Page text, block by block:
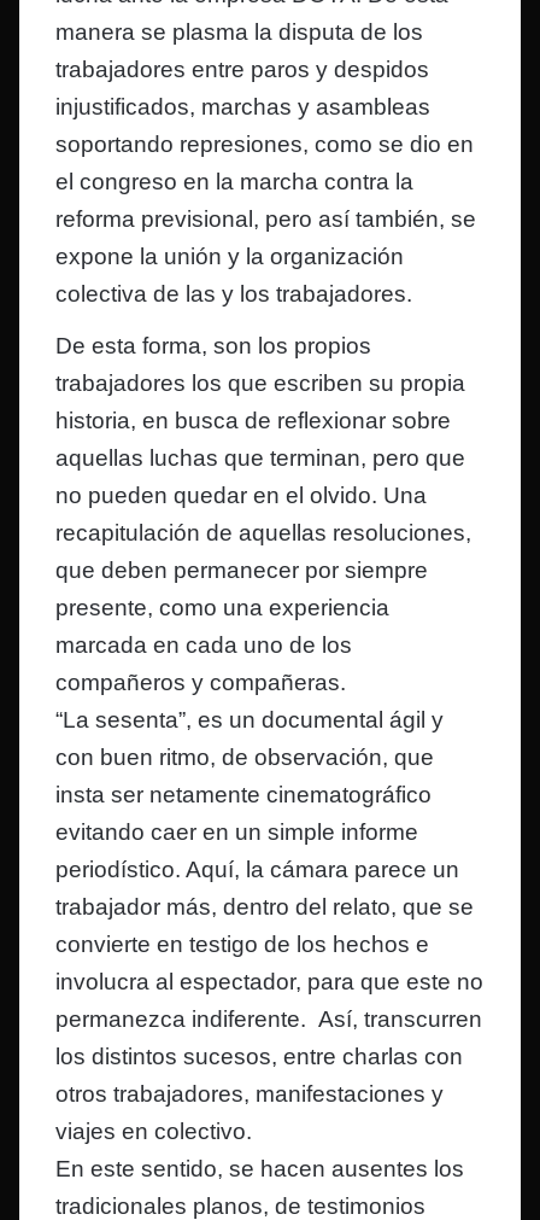
manera se plasma la disputa de los
trabajadores entre paros y despidos
injustificados, marchas y asambleas
soportando represiones, como se dio en
el congreso en la marcha contra la
reforma previsional, pero así también, se
expone la unión y la organización
colectiva de las y los trabajadores.
De esta forma, son los propios
trabajadores los que escriben su propia
historia, en busca de reflexionar sobre
aquellas luchas que terminan, pero que
no pueden quedar en el olvido. Una
recapitulación de aquellas resoluciones,
que deben permanecer por siempre
presente, como una experiencia
marcada en cada uno de los
compañeros y compañeras.
“La sesenta”, es un documental ágil y
con buen ritmo, de observación, que
insta ser netamente cinematográfico
evitando caer en un simple informe
periodístico. Aquí, la cámara parece un
trabajador más, dentro del relato, que se
convierte en testigo de los hechos e
involucra al espectador, para que este no
permanezca indiferente. Así, transcurren
los distintos sucesos, entre charlas con
otros trabajadores, manifestaciones y
viajes en colectivo.
En este sentido, se hacen ausentes los
tradicionales planos, de testimonios